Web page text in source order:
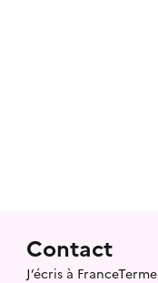
Contact
J’écris à FranceTerme